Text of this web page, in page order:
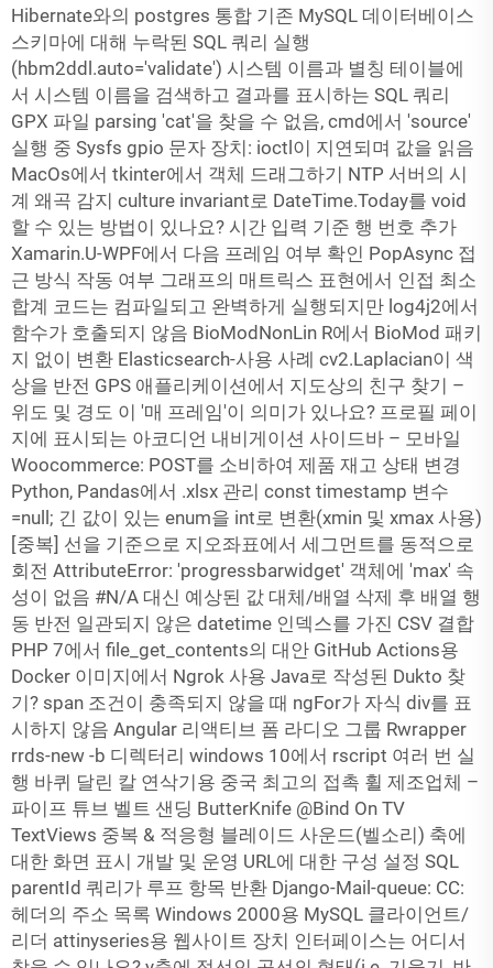
Hibernate와의 postgres 통합 기존 MySQL 데이터베이스
스키마에 대해 누락된 SQL 쿼리 실행
(hbm2ddl.auto='validate') 시스템 이름과 별칭 테이블에
서 시스템 이름을 검색하고 결과를 표시하는 SQL 쿼리
GPX 파일 parsing 'cat'을 찾을 수 없음, cmd에서 'source'
실행 중 Sysfs gpio 문자 장치: ioctl이 지연되며 값을 읽음
MacOs에서 tkinter에서 객체 드래그하기 NTP 서버의 시
계 왜곡 감지 culture invariant로 DateTime.Today를 void
할 수 있는 방법이 있나요? 시간 입력 기준 행 번호 추가
Xamarin.U-WPF에서 다음 프레임 여부 확인 PopAsync 접
근 방식 작동 여부 그래프의 매트릭스 표현에서 인접 최소
합계 코드는 컴파일되고 완벽하게 실행되지만 log4j2에서
함수가 호출되지 않음 BioModNonLin R에서 BioMod 패키
지 없이 변환 Elasticsearch-사용 사례 cv2.Laplacian이 색
상을 반전 GPS 애플리케이션에서 지도상의 친구 찾기 –
위도 및 경도 이 '매 프레임'이 의미가 있나요? 프로필 페이
지에 표시되는 아코디언 내비게이션 사이드바 – 모바일
Woocommerce: POST를 소비하여 제품 재고 상태 변경
Python, Pandas에서 .xlsx 관리 const timestamp 변수
=null; 긴 값이 있는 enum을 int로 변환(xmin 및 xmax 사용)
[중복] 선을 기준으로 지오좌표에서 세그먼트를 동적으로
회전 AttributeError: 'progressbarwidget' 객체에 'max' 속
성이 없음 #N/A 대신 예상된 값 대체/배열 삭제 후 배열 행
동 반전 일관되지 않은 datetime 인덱스를 가진 CSV 결합
PHP 7에서 file_get_contents의 대안 GitHub Actions용
Docker 이미지에서 Ngrok 사용 Java로 작성된 Dukto 찾
기? span 조건이 충족되지 않을 때 ngFor가 자식 div를 표
시하지 않음 Angular 리액티브 폼 라디오 그룹 Rwrapper
rrds-new -b 디렉터리 windows 10에서 rscript 여러 번 실
행 바퀴 달린 칼 연삭기용 중국 최고의 접촉 휠 제조업체 –
파이프 튜브 벨트 샌딩 ButterKnife @Bind On TV
TextViews 중복 & 적응형 블레이드 사운드(벨소리) 축에
대한 화면 표시 개발 및 운영 URL에 대한 구성 설정 SQL
parentId 쿼리가 루프 항목 반환 Django-Mail-queue: CC:
헤더의 주소 목록 Windows 2000용 MySQL 클라이언트/
리더 attinyseries용 웹사이트 장치 인터페이스는 어디서